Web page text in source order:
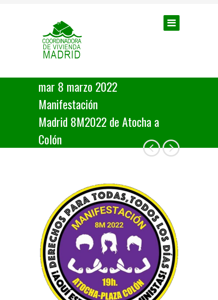
mar 8 marzo 2022
Manifestación
Madrid 8M2022 de Atocha a
Colón